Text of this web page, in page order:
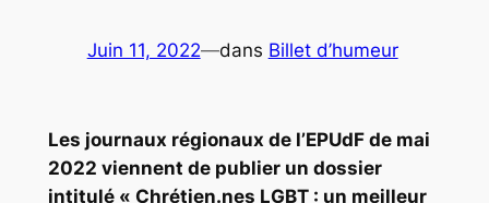
Juin 11, 2022—dans Billet d’humeur
Les journaux régionaux de l’EPUdF de mai
2022 viennent de publier un dossier
intitulé « Chrétien.nes LGBT : un meilleur